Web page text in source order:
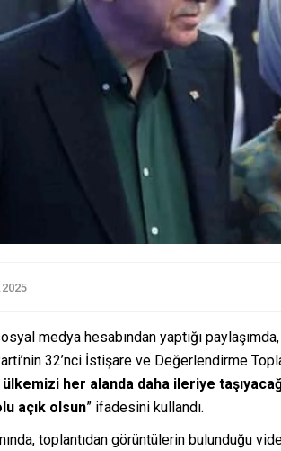
medya hesabından yaptığı
32’nci İstişare ve Değerlendirme
ülkemizi her alanda daha ileriye
açık olsun” ifadesini kullandı.
toplantıdan görüntülerin bulunduğu